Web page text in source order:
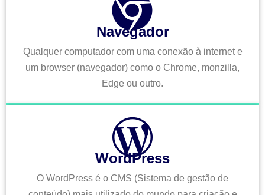
Navegador
Qualquer computador com uma conexão à internet e
um browser (navegador) como o Chrome, monzilla,
Edge ou outro.
WordPress
O WordPress é o CMS (Sistema de gestão de